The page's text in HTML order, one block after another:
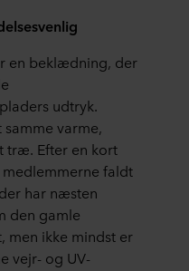
en beklædning, der
udtryk.
varme,
træ. Efter en kort
faldt
har næsten
den gamle
ikke mindst er
vejr- og UV-